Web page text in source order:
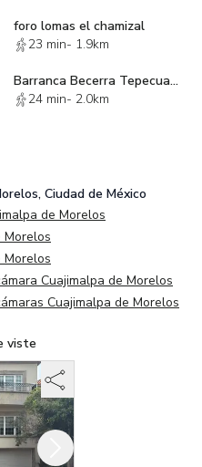
orientativas, las medidas
en el respectivo título de
con las prácticas
ser válida requiere de la
foro lomas el chamizal
23 min- 1.9km
Barranca Becerra Tepecuache Sección La Loma
24 min- 2.0km
Ciudad de México
de Morelos
Morelos
Morelos
Cuajimalpa de Morelos
Cuajimalpa de Morelos
viste